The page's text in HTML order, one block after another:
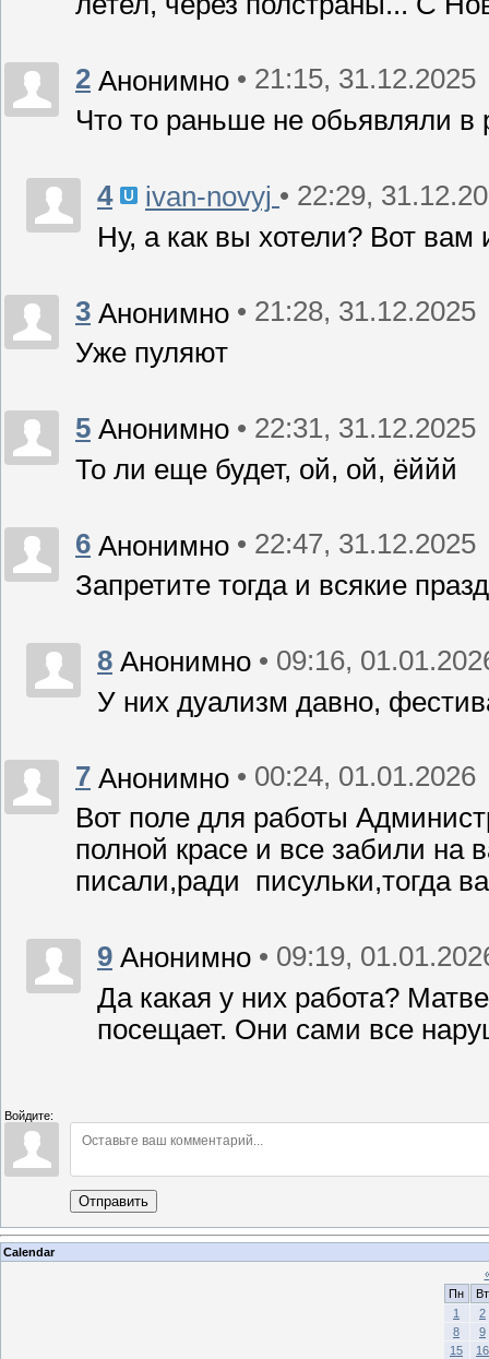
2 Анонимно • 21:15, 31.12.2025
Что то раньше не обьявляли в
4 ivan-novyj • 22:29,
Ну, а как вы хотели? Вот вам
3 Анонимно • 21:28, 31.12.2025
Уже пуляют
5 Анонимно • 22:31, 31.12.2025
То ли еще будет, ой, ой, ёййй
6 Анонимно • 22:47, 31.12.2025
Запретите тогда и всякие
8 Анонимно • 09:16,
У них дуализм давно,
7 Анонимно • 00:24, 01.01.2026
Вот поле для работы
полной красе и все забили на
писали,ради писульки,тогда
9 Анонимно • 09:19,
Да какая у них работа?
посещает. Они сами все
Войдите:
Отправить
Calendar
Пн
Вт
1
2
8
9
15
16